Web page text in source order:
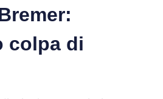
colpa di